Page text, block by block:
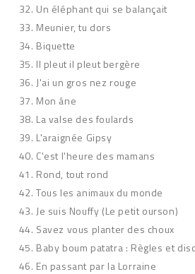
Un éléphant qui se balançait
Meunier, tu dors
Biquette
Il pleut il pleut bergère
J'ai un gros nez rouge
Mon âne
La valse des foulards
L'araignée Gipsy
C'est l'heure des mamans
Rond, tout rond
Tous les animaux du monde
Je suis Nouffy (Le petit ourson)
Savez vous planter des choux
Baby boum patatra : Règles et
En passant par la Lorraine